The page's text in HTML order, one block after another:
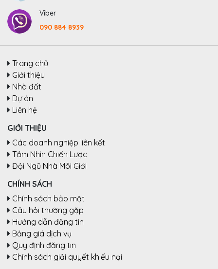
Viber
090 884 8939
Trang chủ
Giới thiệu
Nhà đất
Dự án
Liên hệ
GIỚI THIỆU
Các doanh nghiệp liên kết
Tầm Nhìn Chiến Lược
Đội Ngũ Nhà Môi Giới
CHÍNH SÁCH
Chính sách bảo mật
Câu hỏi thường gặp
Hướng dẫn đăng tin
Bảng giá dịch vụ
Quy định đăng tin
Chính sách giải quyết khiếu nại